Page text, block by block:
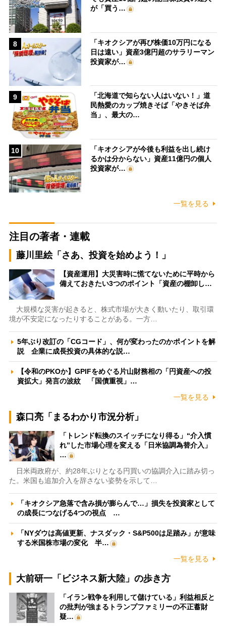
が「買う…
8
「キオクシアが再び株価10万円になる
日は遠い」資産3億円超のサラリーマン
投資家が…
9
「北海道で知らない人はいない！」道
民熱愛のカップ焼きそば「やきそば弁
当」、最大の…
10
「キオクシアが今後も利益を出し続け
るかは分からない」資産11億円の個人
投資家が…
一覧を見る
注目の著者・連載
藤川里絵「さあ、投資を始めよう！」
【資産運用】大災害時に慌てないために平時から
備えておきたい3つのポイント「資産の棚卸し…
大規模な災害が起きると、株式市場が大きく動いたり、取引環
境が不安定になったりすることがある。一方…
5年ぶり改訂の「CGコード」、何が変わったのかポイントを解
説 企業に成長投資の具体的な説…
【令和のPKOか】GPIFをめぐる片山財務相の「円資産への投
資拡大」発言の波紋 「国債重視」…
一覧を見る
森口亮「まるわかり市況分析」
「トレンド転換のスイッチになり得る」“介入慣
れ”した市場心理を変える「日米協調為替介入」
…
日米両政府が、約28年ぶりとなる円買いの協調介入に踏み切っ
た。米国も追加介入を辞さない姿勢を示して…
「キオクシア急落で含み損が膨らんで…」損失を投資家として
の成長につなげる4つの視点 …
「NYダウは高値更新、ナスダック・S&P500は足踏み」が意味
する米国株市場の変化 半…
一覧を見る
大前研一「ビジネス新大陸」の歩き方
「イラン戦争を利用して儲けている」利益相反と
の批判が強まるトランプファミリーの不正蓄財
疑…